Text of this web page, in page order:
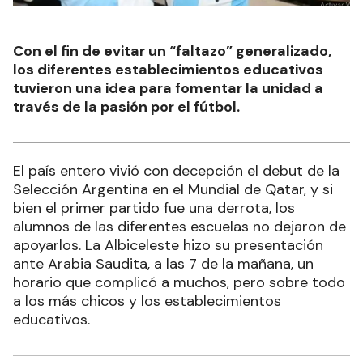
Con el fin de evitar un “faltazo” generalizado,
los diferentes establecimientos educativos
tuvieron una idea para fomentar la unidad a
través de la pasión por el fútbol.
El país entero vivió con decepción el debut de la
Selección Argentina en el Mundial de Qatar, y si
bien el primer partido fue una derrota, los
alumnos de las diferentes escuelas no dejaron de
apoyarlos. La Albiceleste hizo su presentación
ante Arabia Saudita, a las 7 de la mañana, un
horario que complicó a muchos, pero sobre todo
a los más chicos y los establecimientos
educativos.